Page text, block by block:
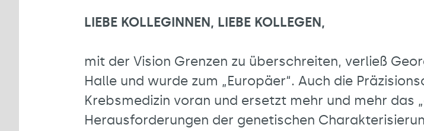
LIEBE KOLLEGINNEN, LIEBE KOLLEGEN,
mit der Vision Grenzen zu überschreiten, verließ
Halle und wurde zum „Europäer“. Auch die
Krebsmedizin voran und ersetzt mehr und mehr das
Herausforderungen der genetischen